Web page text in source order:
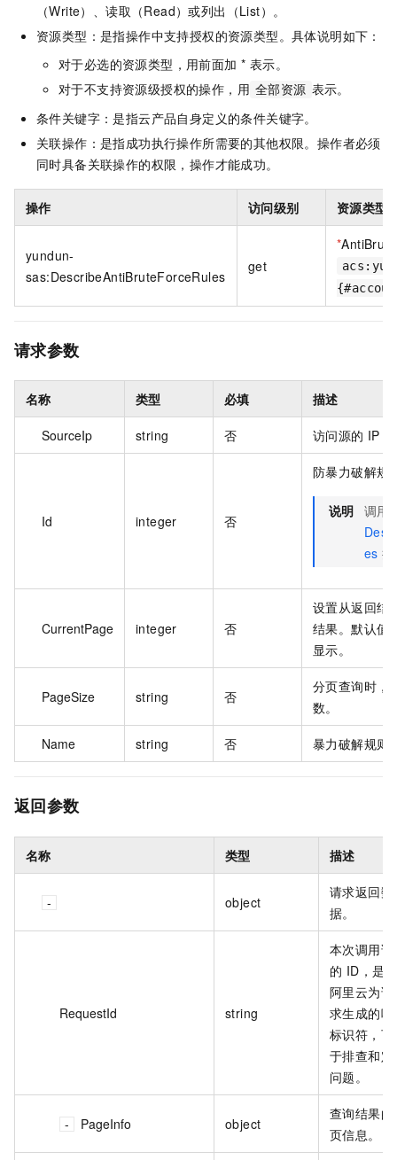
（Write）、读取（Read）或列出（List）。
资源类型：是指操作中支持授权的资源类型。具体说明如下：
对于必选的资源类型，用前面加 * 表示。
对于不支持资源级授权的操作，用 全部资源 表示。
条件关键字：是指云产品自身定义的条件关键字。
关联操作：是指成功执行操作所需要的其他权限。操作者必须
同时具备关联操作的权限，操作才能成功。
操作 访问级别 资源类型
yundun-
sas:DescribeAntiBruteForceRules
get
*
请求参数
名称 类型 必填 描述
SourceIp string 否 访问源的 IP
Id integer 否
防暴力破解规
说明 调用
es
CurrentPage integer 否
设置从返回结
结果。默认值
显示。
PageSize string 否
分页查询时，
数。
Name string 否 暴力破解规则
返回参数
名称 类型 描述
object
请求返回数
据。
RequestId string
本次调用请
的 ID，是由
阿里云为该
求生成的唯
标识符，可
于排查和定
问题。
PageInfo object
查询结果的
页信息。